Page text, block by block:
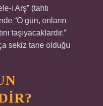
i Arş” (tahtı
“O gün, onların
taşıyacaklardır.”
sekiz tane olduğu